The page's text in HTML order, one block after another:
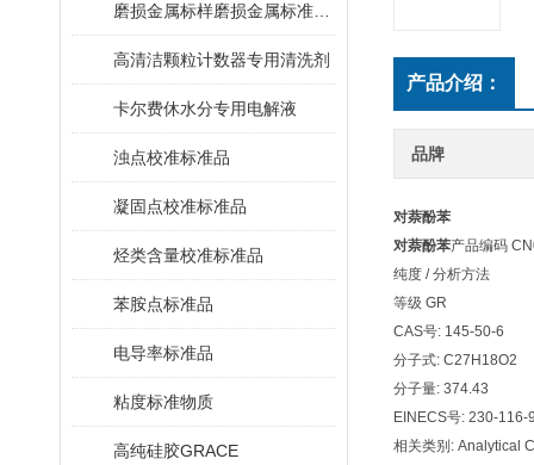
高清洁颗粒计数器专用清洗剂
卡尔费休水分专用电解液
浊点校准标准品
凝固点校准标准品
烃类含量校准标准品
苯胺点标准品
电导率标准品
粘度标准物质
高纯硅胶GRACE
产品介绍：
品牌
对萘酚苯
对萘酚苯产品编码
纯度 / 分析方法
等级 GR
CAS号: 145-50-6
分子式: C27H18O2
分子量: 374.43
EINECS号: 230-116-
相关类别: Analytical